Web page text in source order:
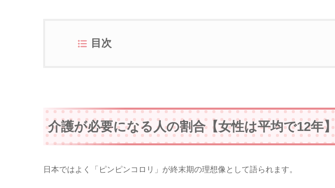
目次
介護が必要になる人の割合【女性は平均で12年】
日本ではよく「ピンピンコロリ」が終末期の理想像として語られます。